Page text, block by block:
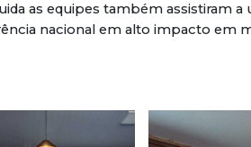
as equipes também assistiram a
nacional em alto impacto em